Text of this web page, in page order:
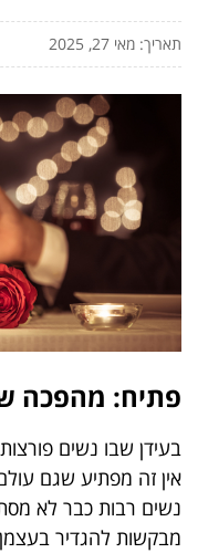
תאריך: מאי 27, 2025
פתיח: מהפכה
בעידן שבו נשים
אין זה מפתיע שגם
נשים רבות כבר לא
מבקשות להגדיר